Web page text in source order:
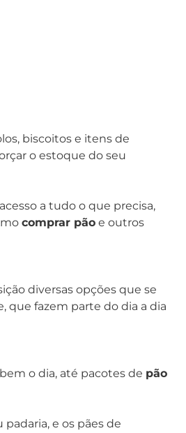
biscoitos e itens de
o estoque do seu
a tudo o que precisa,
comprar pão e outros
diversas opções que se
que fazem parte do dia a dia
o dia, até pacotes de pão
e os pães de